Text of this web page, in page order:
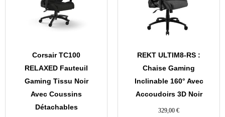
Corsair TC100
RELAXED Fauteuil
Gaming Tissu Noir
Avec Coussins
Détachables
REKT ULTIM8-RS :
Chaise Gaming
Inclinable 160° Avec
Accoudoirs 3D Noir
329,00 €